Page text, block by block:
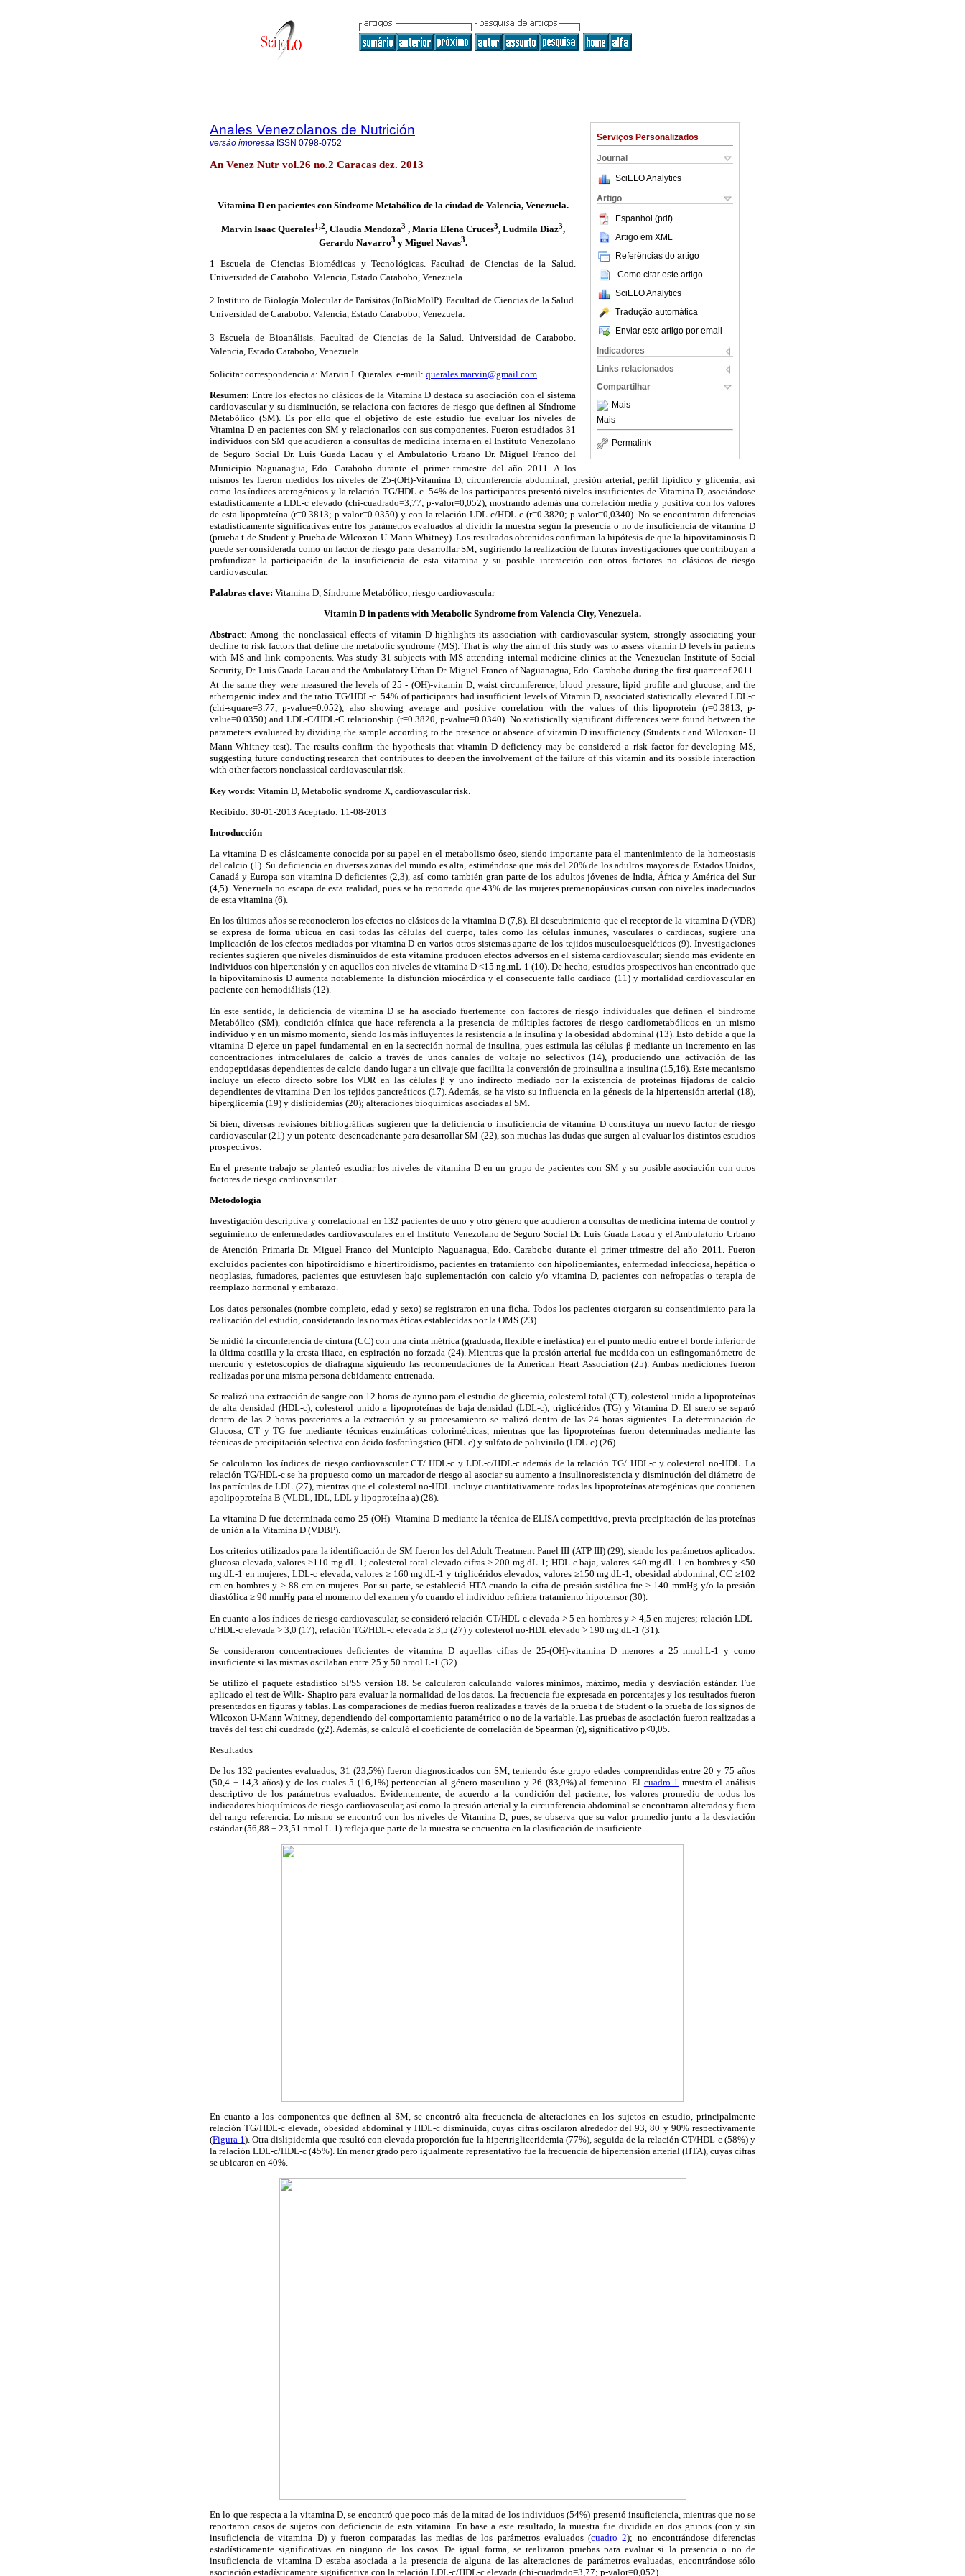
Serviços Personalizados
Journal
SciELO Analytics
Artigo
Espanhol (pdf)
Artigo em XML
Referências do artigo
Como citar este artigo
SciELO Analytics
Tradução automática
Enviar este artigo por email
Indicadores
Links relacionados
Compartilhar
Mais
Mais
Permalink
Anales Venezolanos de Nutrición
versão impressa ISSN 0798-0752
An Venez Nutr vol.26 no.2 Caracas dez. 2013
Vitamina D en pacientes con Síndrome Metabólico de la ciudad de Valencia, Venezuela.
Marvin Isaac Querales1,2, Claudia Mendoza3 , María Elena Cruces3, Ludmila Díaz3,
Gerardo Navarro3 y Miguel Navas3.
1 Escuela de Ciencias Biomédicas y Tecnológicas. Facultad de Ciencias de la Salud.
Universidad de Carabobo. Valencia, Estado Carabobo, Venezuela.
2 Instituto de Biología Molecular de Parásitos (InBioMolP). Facultad de Ciencias de la Salud.
Universidad de Carabobo. Valencia, Estado Carabobo, Venezuela.
3 Escuela de Bioanálisis. Facultad de Ciencias de la Salud. Universidad de Carabobo.
Valencia Estado Carabobo Venezuela
Solicitar correspondencia a: Marvin I. Querales. e-mail: querales.marvin@gmail.com
Resumen: Entre los efectos no clásicos de la Vitamina D destaca su asociación con el sistema
cardiovascular y su disminución, se relaciona con factores de riesgo que definen al Síndrome
Metabólico (SM). Es por ello que el objetivo de este estudio fue evaluar los niveles de
Vitamina D en pacientes con SM y relacionarlos con sus componentes. Fueron estudiados 31
individuos con SM que acudieron a consultas de medicina interna en el Instituto Venezolano
de Seguro Social Dr. Luis Guada Lacau y el Ambulatorio Urbano Dr. Miguel Franco del
Municipio Naguanagua, Edo. Carabobo durante el primer trimestre del año 2011. A los
mismos les fueron medidos los niveles de 25-(OH)-Vitamina D, circunferencia abdominal, presión arterial, perfil lipídico y glicemia, así
como los índices aterogénicos y la relación TG/HDL-c. 54% de los participantes presentó niveles insuficientes de Vitamina D, asociándose
estadísticamente a LDL-c elevado (chi-cuadrado=3,77; p-valor=0,052), mostrando además una correlación media y positiva con los valores
de esta lipoproteína (r=0.3813; p-valor=0.0350) y con la relación LDL-c/HDL-c (r=0.3820; p-valor=0,0340). No se encontraron diferencias
estadísticamente significativas entre los parámetros evaluados al dividir la muestra según la presencia o no de insuficiencia de vitamina D
(prueba t de Student y Prueba de Wilcoxon-U-Mann Whitney). Los resultados obtenidos confirman la hipótesis de que la hipovitaminosis D
puede ser considerada como un factor de riesgo para desarrollar SM, sugiriendo la realización de futuras investigaciones que contribuyan a
profundizar la participación de la insuficiencia de esta vitamina y su posible interacción con otros factores no clásicos de riesgo
cardiovascular.
Palabras clave: Vitamina D, Síndrome Metabólico, riesgo cardiovascular
Vitamin D in patients with Metabolic Syndrome from Valencia City, Venezuela.
Abstract: Among the nonclassical effects of vitamin D highlights its association with cardiovascular system, strongly associating your
decline to risk factors that define the metabolic syndrome (MS). That is why the aim of this study was to assess vitamin D levels in patients
with MS and link components. Was study 31 subjects with MS attending internal medicine clinics at the Venezuelan Institute of Social
Security, Dr. Luis Guada Lacau and the Ambulatory Urban Dr. Miguel Franco of Naguanagua, Edo. Carabobo during the first quarter of 2011.
At the same they were measured the levels of 25 - (OH)-vitamin D, waist circumference, blood pressure, lipid profile and glucose, and the
atherogenic index and the ratio TG/HDL-c. 54% of participants had insufficient levels of Vitamin D, associated statistically elevated LDL-c
(chi-square=3.77, p-value=0.052), also showing average and positive correlation with the values of this lipoprotein (r=0.3813, p-
value=0.0350) and LDL-C/HDL-C relationship (r=0.3820, p-value=0.0340). No statistically significant differences were found between the
parameters evaluated by dividing the sample according to the presence or absence of vitamin D insufficiency (Students t and Wilcoxon- U
Mann-Whitney test). The results confirm the hypothesis that vitamin D deficiency may be considered a risk factor for developing MS,
suggesting future conducting research that contributes to deepen the involvement of the failure of this vitamin and its possible interaction
with other factors nonclassical cardiovascular risk.
Key words: Vitamin D, Metabolic syndrome X, cardiovascular risk.
Recibido: 30-01-2013 Aceptado: 11-08-2013
Introducción
La vitamina D es clásicamente conocida por su papel en el metabolismo óseo, siendo importante para el mantenimiento de la homeostasis
del calcio (1). Su deficiencia en diversas zonas del mundo es alta, estimándose que más del 20% de los adultos mayores de Estados Unidos,
Canadá y Europa son vitamina D deficientes (2,3), así como también gran parte de los adultos jóvenes de India, África y América del Sur
(4,5). Venezuela no escapa de esta realidad, pues se ha reportado que 43% de las mujeres premenopáusicas cursan con niveles inadecuados
de esta vitamina (6).
En los últimos años se reconocieron los efectos no clásicos de la vitamina D (7,8). El descubrimiento que el receptor de la vitamina D (VDR)
se expresa de forma ubicua en casi todas las células del cuerpo, tales como las células inmunes, vasculares o cardíacas, sugiere una
implicación de los efectos mediados por vitamina D en varios otros sistemas aparte de los tejidos musculoesqueléticos (9). Investigaciones
recientes sugieren que niveles disminuidos de esta vitamina producen efectos adversos en el sistema cardiovascular; siendo más evidente en
individuos con hipertensión y en aquellos con niveles de vitamina D <15 ng.mL-1 (10). De hecho, estudios prospectivos han encontrado que
la hipovitaminosis D aumenta notablemente la disfunción miocárdica y el consecuente fallo cardíaco (11) y mortalidad cardiovascular en
paciente con hemodiálisis (12).
En este sentido, la deficiencia de vitamina D se ha asociado fuertemente con factores de riesgo individuales que definen el Síndrome
Metabólico (SM), condición clínica que hace referencia a la presencia de múltiples factores de riesgo cardiometabólicos en un mismo
individuo y en un mismo momento, siendo los más influyentes la resistencia a la insulina y la obesidad abdominal (13). Esto debido a que la
vitamina D ejerce un papel fundamental en en la secreción normal de insulina, pues estimula las células β mediante un incremento en las
concentraciones intracelulares de calcio a través de unos canales de voltaje no selectivos (14), produciendo una activación de las
endopeptidasas dependientes de calcio dando lugar a un clivaje que facilita la conversión de proinsulina a insulina (15,16). Este mecanismo
incluye un efecto directo sobre los VDR en las células β y uno indirecto mediado por la existencia de proteínas fijadoras de calcio
dependientes de vitamina D en los tejidos pancreáticos (17). Además, se ha visto su influencia en la génesis de la hipertensión arterial (18),
hiperglicemia (19) y dislipidemias (20); alteraciones bioquímicas asociadas al SM.
Si bien, diversas revisiones bibliográficas sugieren que la deficiencia o insuficiencia de vitamina D constituya un nuevo factor de riesgo
cardiovascular (21) y un potente desencadenante para desarrollar SM (22), son muchas las dudas que surgen al evaluar los distintos estudios
prospectivos.
En el presente trabajo se planteó estudiar los niveles de vitamina D en un grupo de pacientes con SM y su posible asociación con otros
factores de riesgo cardiovascular.
Metodología
Investigación descriptiva y correlacional en 132 pacientes de uno y otro género que acudieron a consultas de medicina interna de control y
seguimiento de enfermedades cardiovasculares en el Instituto Venezolano de Seguro Social Dr. Luis Guada Lacau y el Ambulatorio Urbano
de Atención Primaria Dr. Miguel Franco del Municipio Naguanagua, Edo. Carabobo durante el primer trimestre del año 2011. Fueron
excluidos pacientes con hipotiroidismo e hipertiroidismo, pacientes en tratamiento con hipolipemiantes, enfermedad infecciosa, hepática o
neoplasias, fumadores, pacientes que estuviesen bajo suplementación con calcio y/o vitamina D, pacientes con nefropatías o terapia de
reemplazo hormonal y embarazo.
Los datos personales (nombre completo, edad y sexo) se registraron en una ficha. Todos los pacientes otorgaron su consentimiento para la
realización del estudio, considerando las normas éticas establecidas por la OMS (23).
Se midió la circunferencia de cintura (CC) con una cinta métrica (graduada, flexible e inelástica) en el punto medio entre el borde inferior de
la última costilla y la cresta iliaca, en espiración no forzada (24). Mientras que la presión arterial fue medida con un esfingomanómetro de
mercurio y estetoscopios de diafragma siguiendo las recomendaciones de la American Heart Association (25). Ambas mediciones fueron
realizadas por una misma persona debidamente entrenada.
Se realizó una extracción de sangre con 12 horas de ayuno para el estudio de glicemia, colesterol total (CT), colesterol unido a lipoproteínas
de alta densidad (HDL-c), colesterol unido a lipoproteínas de baja densidad (LDL-c), triglicéridos (TG) y Vitamina D. El suero se separó
dentro de las 2 horas posteriores a la extracción y su procesamiento se realizó dentro de las 24 horas siguientes. La determinación de
Glucosa, CT y TG fue mediante técnicas enzimáticas colorimétricas, mientras que las lipoproteínas fueron determinadas mediante las
técnicas de precipitación selectiva con ácido fosfotúngstico (HDL-c) y sulfato de polivinilo (LDL-c) (26).
Se calcularon los índices de riesgo cardiovascular CT/ HDL-c y LDL-c/HDL-c además de la relación TG/ HDL-c y colesterol no-HDL. La
relación TG/HDL-c se ha propuesto como un marcador de riesgo al asociar su aumento a insulinoresistencia y disminución del diámetro de
las partículas de LDL (27), mientras que el colesterol no-HDL incluye cuantitativamente todas las lipoproteínas aterogénicas que contienen
apolipoproteína B (VLDL, IDL, LDL y lipoproteína a) (28).
La vitamina D fue determinada como 25-(OH)- Vitamina D mediante la técnica de ELISA competitivo, previa precipitación de las proteínas
de unión a la Vitamina D (VDBP).
Los criterios utilizados para la identificación de SM fueron los del Adult Treatment Panel III (ATP III) (29), siendo los parámetros aplicados:
glucosa elevada, valores ≥110 mg.dL-1; colesterol total elevado cifras ≥ 200 mg.dL-1; HDL-c baja, valores <40 mg.dL-1 en hombres y <50
mg.dL-1 en mujeres, LDL-c elevada, valores ≥ 160 mg.dL-1 y triglicéridos elevados, valores ≥150 mg.dL-1; obesidad abdominal, CC ≥102
cm en hombres y ≥ 88 cm en mujeres. Por su parte, se estableció HTA cuando la cifra de presión sistólica fue ≥ 140 mmHg y/o la presión
diastólica ≥ 90 mmHg para el momento del examen y/o cuando el individuo refiriera tratamiento hipotensor (30).
En cuanto a los índices de riesgo cardiovascular, se consideró relación CT/HDL-c elevada > 5 en hombres y > 4,5 en mujeres; relación LDL-
c/HDL-c elevada > 3,0 (17); relación TG/HDL-c elevada ≥ 3,5 (27) y colesterol no-HDL elevado > 190 mg.dL-1 (31).
Se consideraron concentraciones deficientes de vitamina D aquellas cifras de 25-(OH)-vitamina D menores a 25 nmol.L-1 y como
insuficiente si las mismas oscilaban entre 25 y 50 nmol.L-1 (32).
Se utilizó el paquete estadístico SPSS versión 18. Se calcularon calculando valores mínimos, máximo, media y desviación estándar. Fue
aplicado el test de Wilk- Shapiro para evaluar la normalidad de los datos. La frecuencia fue expresada en porcentajes y los resultados fueron
presentados en figuras y tablas. Las comparaciones de medias fueron realizadas a través de la prueba t de Student o la prueba de los signos de
Wilcoxon U-Mann Whitney, dependiendo del comportamiento paramétrico o no de la variable. Las pruebas de asociación fueron realizadas a
través del test chi cuadrado (χ2). Además, se calculó el coeficiente de correlación de Spearman (r), significativo p<0,05.
Resultados
De los 132 pacientes evaluados, 31 (23,5%) fueron diagnosticados con SM, teniendo éste grupo edades comprendidas entre 20 y 75 años
(50,4 ± 14,3 años) y de los cuales 5 (16,1%) pertenecían al género masculino y 26 (83,9%) al femenino. El cuadro 1 muestra el análisis
descriptivo de los parámetros evaluados. Evidentemente, de acuerdo a la condición del paciente, los valores promedio de todos los
indicadores bioquímicos de riesgo cardiovascular, así como la presión arterial y la circunferencia abdominal se encontraron alterados y fuera
del rango referencia. Lo mismo se encontró con los niveles de Vitamina D, pues, se observa que su valor promedio junto a la desviación
estándar (56,88 ± 23,51 nmol.L-1) refleja que parte de la muestra se encuentra en la clasificación de insuficiente.
En cuanto a los componentes que definen al SM, se encontró alta frecuencia de alteraciones en los sujetos en estudio, principalmente
relación TG/HDL-c elevada, obesidad abdominal y HDL-c disminuida, cuyas cifras oscilaron alrededor del 93, 80 y 90% respectivamente
(Figura 1). Otra dislipidemia que resultó con elevada proporción fue la hipertrigliceridemia (77%), seguida de la relación CT/HDL-c (58%) y
la relación LDL-c/HDL-c (45%). En menor grado pero igualmente representativo fue la frecuencia de hipertensión arterial (HTA), cuyas cifras
se ubicaron en 40%.
En lo que respecta a la vitamina D, se encontró que poco más de la mitad de los individuos (54%) presentó insuficiencia, mientras que no se
reportaron casos de sujetos con deficiencia de esta vitamina. En base a este resultado, la muestra fue dividida en dos grupos (con y sin
insuficiencia de vitamina D) y fueron comparadas las medias de los parámetros evaluados (cuadro 2); no encontrándose diferencias
estadísticamente significativas en ninguno de los casos. De igual forma, se realizaron pruebas para evaluar si la presencia o no de
insuficiencia de vitamina D estaba asociada a la presencia de alguna de las alteraciones de parámetros evaluadas, encontrándose sólo
asociación estadísticamente significativa con la relación LDL-c/HDL-c elevada (chi-cuadrado=3,77; p-valor=0,052).